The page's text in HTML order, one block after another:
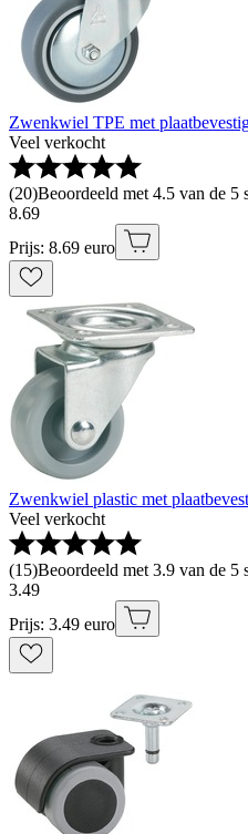
Zwenkwiel TPE met
Veel verkocht
(20)Beoordeeld met 4.5 van de 5
8.69
Prijs: 8.69 euro
Zwenkwiel plastic met
Veel verkocht
(15)Beoordeeld met 3.9 van de 5
3.49
Prijs: 3.49 euro